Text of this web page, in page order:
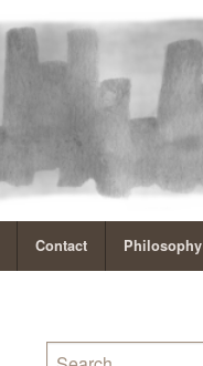
Contact Philosophy